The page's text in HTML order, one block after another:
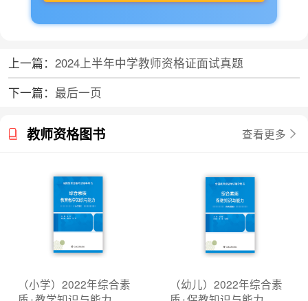
上一篇： 2024上半年中学教师资格证面试真题
下一篇： 最后一页
教师资格图书 查看更多
（小学）2022年综合素
（幼儿）2022年综合素